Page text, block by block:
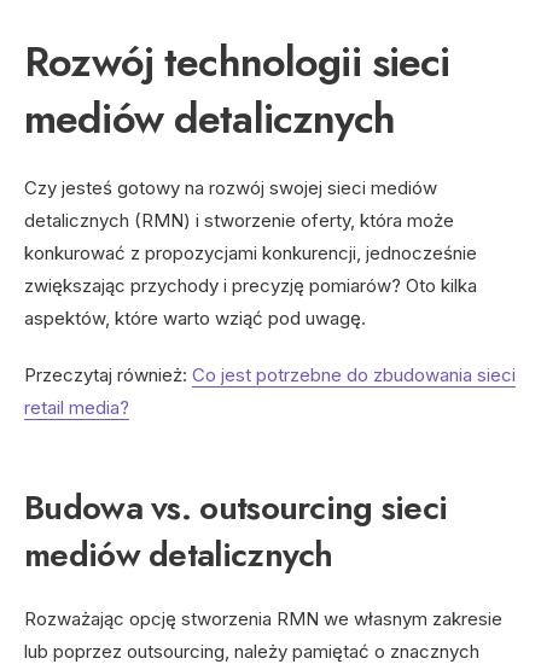
Rozwój technologii sieci
mediów detalicznych
Czy jesteś gotowy na rozwój swojej sieci mediów
detalicznych (RMN) i stworzenie oferty, która może
konkurować z propozycjami konkurencji, jednocześnie
zwiększając przychody i precyzję pomiarów? Oto kilka
aspektów, które warto wziąć pod uwagę.
Przeczytaj również: Co jest potrzebne do zbudowania sieci
retail media?
Budowa vs. outsourcing sieci
mediów detalicznych
Rozważając opcję stworzenia RMN we własnym zakresie
lub poprzez outsourcing, należy pamiętać o znacznych